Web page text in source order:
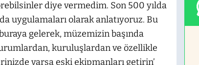
diye vermedim. Son 500 yılda
uygulamaları olarak anlatıyoruz. Bu
gelerek, müzemizin başında
kuruluşlardan ve özellikle
varsa eski ekipmanları getirin’